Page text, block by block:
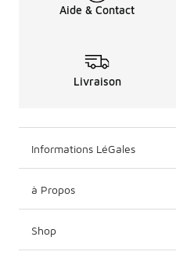
Aide & Contact
Livraison
Informations LéGales
à Propos
Shop